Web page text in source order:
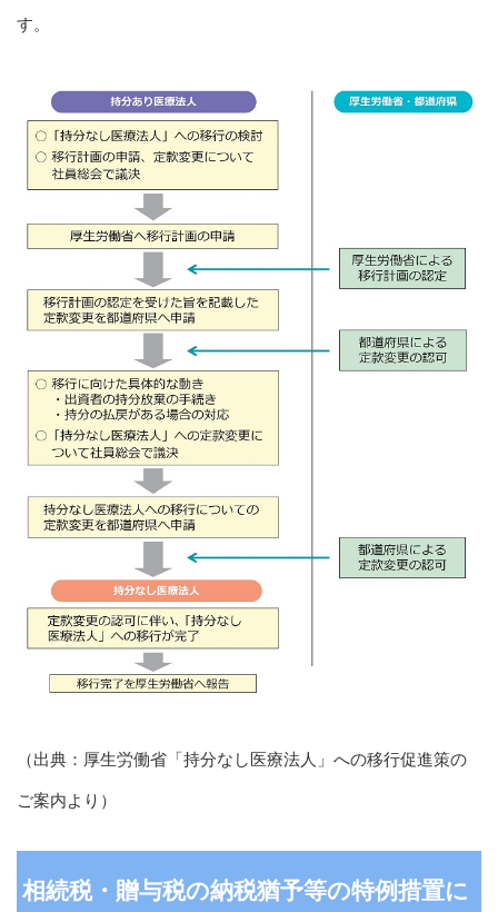
す。
（出典：厚生労働省「持分なし医療法人」への移行促進策の
ご案内より）
相続税・贈与税の納税猶予等の特例措置に